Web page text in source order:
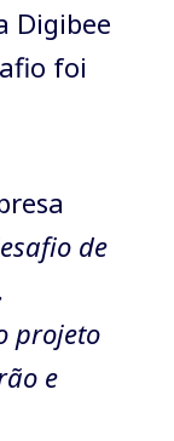
Digibee
foi
de
projeto
e